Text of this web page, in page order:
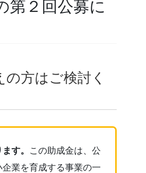
第２回公募に
方はご検討く
す。
この助成金は、公
業を育成する事業の一